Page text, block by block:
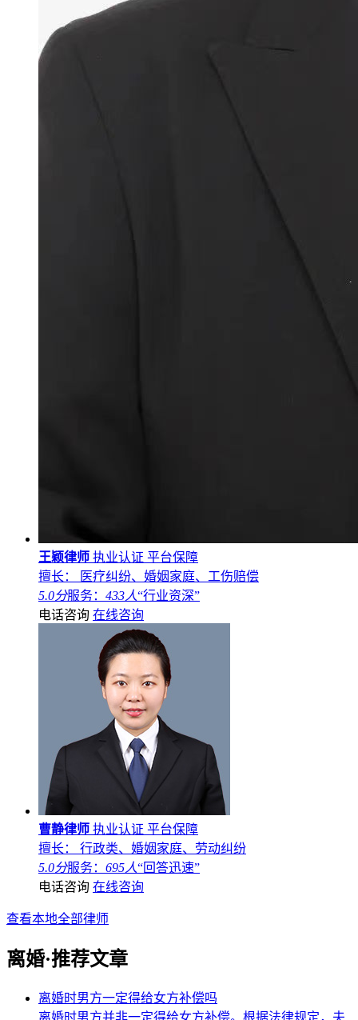
王颖律师 执业认证 平台保障
擅长： 医疗纠纷、婚姻家庭、工伤赔偿
5.0分服务： 433人“行业资深”
电话咨询 在线咨询
曹静律师 执业认证 平台保障
擅长： 行政类、婚姻家庭、劳动纠纷
5.0分服务： 695人“回答迅速”
电话咨询 在线咨询
查看本地全部律师
离婚·推荐文章
离婚时男方一定得给女方补偿吗
离婚时男方并非一定得给女方补偿。根据法律规定，夫